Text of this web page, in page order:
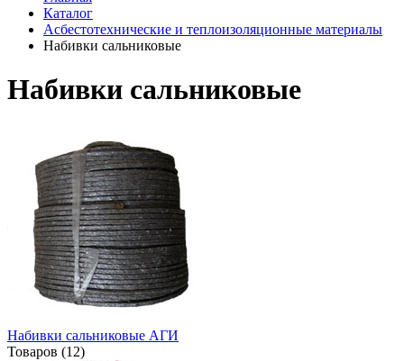
Каталог
Асбестотехнические и теплоизоляционные материалы
Набивки сальниковые
Набивки сальниковые
Набивки сальниковые АГИ
Товаров (12)